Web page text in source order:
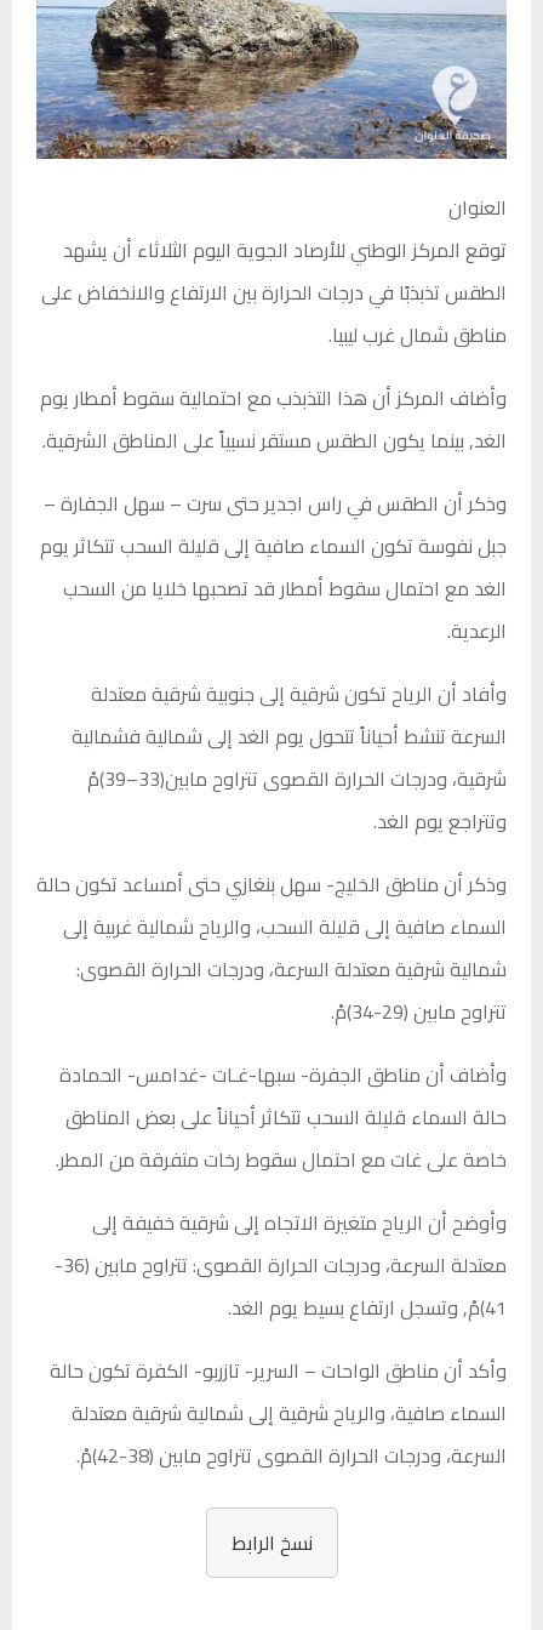
العنوان
توقع المركز الوطني للأرصاد الجوية اليوم الثلاثاء أن يشهد
الطقس تذبذبًا في درجات الحرارة بين الارتفاع والانخفاض على
مناطق شمال غرب ليبيا.
وأضاف المركز أن هذا التذبذب مع احتمالية سقوط أمطار يوم
الغد, بينما يكون الطقس مستقر نسبياً على المناطق الشرقية.
وذكر أن الطقس في راس اجدير حتى سرت – سهل الجفارة –
جبل نفوسة تكون السماء صافية إلى قليلة السحب تتكاثر يوم
الغد مع احتمال سقوط أمطار قد تصحبها خلايا من السحب
الرعدية.
وأفاد أن الرياح تكون شرقية إلى جنوبية شرقية معتدلة
السرعة تنشط أحياناً تتحول يوم الغد إلى شمالية فشمالية
شرقية، ودرجات الحرارة القصوى تتراوح مابين(33–39)مْ
وتتراجع يوم الغد.
وذكر أن مناطق الخليج- سهل بنغازي حتى أمساعد تكون حالة
السماء صافية إلى قليلة السحب، والرياح شمالية غربية إلى
شمالية شرقية معتدلة السرعة، ودرجات الحرارة القصوى:
تتراوح مابين (29-34)مْ.
وأضاف أن مناطق الجفرة- سبها-غـات -غدامس- الحمادة
حالة السماء قليلة السحب تتكاثر أحياناً على بعض المناطق
خاصة على غات مع احتمال سقوط رخات متفرقة من المطر.
وأوضح أن الرياح متغيرة الاتجاه إلى شرقية خفيفة إلى
معتدلة السرعة، ودرجات الحرارة القصوى: تتراوح مابين (36-
41)مْ, وتسجل ارتفاع بسيط يوم الغد.
وأكد أن مناطق الواحات – السرير- تازربو- الكفرة تكون حالة
السماء صافية، والرياح شرقية إلى شمالية شرقية معتدلة
السرعة، ودرجات الحرارة القصوى تتراوح مابين (38-42)مْ.
نسخ الرابط